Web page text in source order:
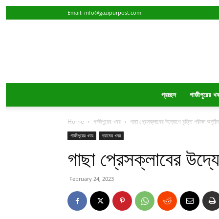
Email: info@gazipurpost.com
প্রচ্ছদ গাজীপুরের
Home গাজীপুরের খবর গাছা প্রেসক্লাবের উদ্যোগে বৃত্তি পরীক্ষা
গাজীপুরের খবর গ্রামের খবর
গাছা প্রেসক্লাবের
February 24, 2023